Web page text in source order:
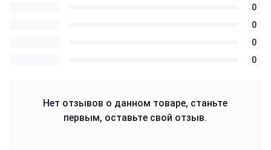
0
0
0
0
Нет отзывов о данном товаре, станьте
первым, оставьте свой отзыв.